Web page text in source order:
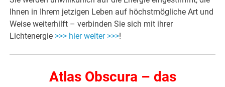
Ihnen in Ihrem jetzigen Leben auf höchstmögliche Art und
Weise weiterhilft – verbinden Sie sich mit ihrer
Lichtenergie >>> hier weiter >>>!
Atlas Obscura – das